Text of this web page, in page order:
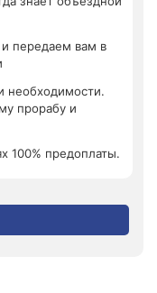
передаем вам в
необходимости.
прорабу и
100% предоплаты.